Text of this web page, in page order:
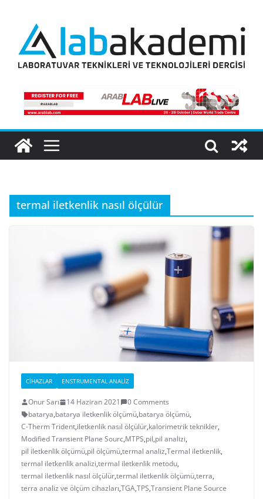
content
termal iletkenlik nasıl ölçülür
CIHAZLAR ENSTRUMENTAL ANALIZ
Onur Sarı 14 Haziran 2021
0 Comments
batarya,batarya iletkenlik ölçümü,batarya ölçümü,
C-Therm Trident,iletkenlik nasıl ölçülür,kalorimetrik teknikler,
Modified Transient Plane Sourc,MTPS,pil,pil analizi,
pil iletkenlik ölçümü,pil ölçümü,termal analiz,Termal iletkenlik,
termal iletkenlik analizi,termal iletkenlik metodu,
termal iletkenlik nasıl ölçülür,termal iletkenlik ölçümü,terra,
terra analiz ve ölçüm cihazları,TGA,TPS,Transient Plane Source